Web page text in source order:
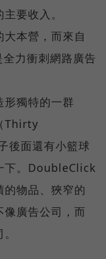
要收入。
本營，而來自
力衝刺網路廣告
形獨特的一群
Thirty
後面還有小籃球
下。DoubleClick
物品、狹窄的
廣告公司，而